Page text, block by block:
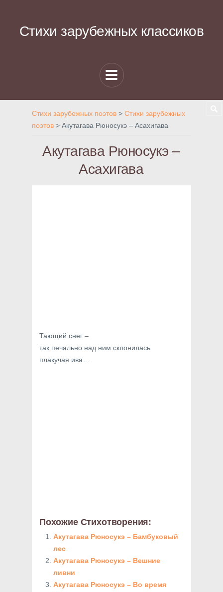
Стихи зарубежных классиков
Стихи зарубежных поэтов > Стихи зарубежных
поэтов > Акутагава Рюносукэ – Асахигава
Акутагава Рюносукэ –
Асахигава
Тающий снег –
так печально над ним склонилась
плакучая ива…
Похожие Стихотворения:
Акутагава Рюносукэ – Бамбуковый
лес
Акутагава Рюносукэ – Вешние
ливни
Акутагава Рюносукэ – Во время